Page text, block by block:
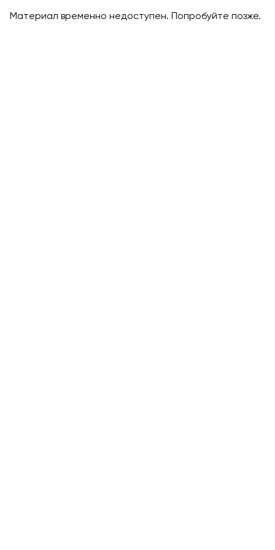
Материал временно недоступен. Попробуйте позже.